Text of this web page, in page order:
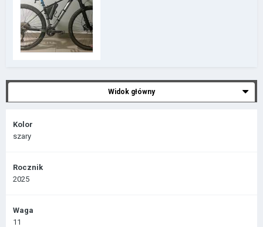
Widok główny
Kolor
szary
Rocznik
2025
Waga
11